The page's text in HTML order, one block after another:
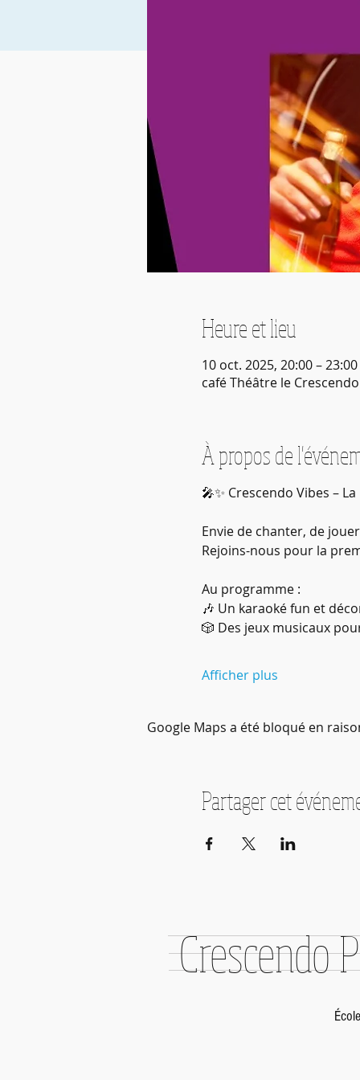
Heure et lieu
10 oct. 2025, 20:00 – 23:00
café Théâtre le
À propos de
🎤✨ Crescendo Vibes –
Envie de chanter, de
Rejoins-nous pour la
Au programme :
🎶 Un karaoké fun et
🎲 Des jeux musicaux
Afficher plus
Google Maps a été bloqué en
Partager cet
Crescendo